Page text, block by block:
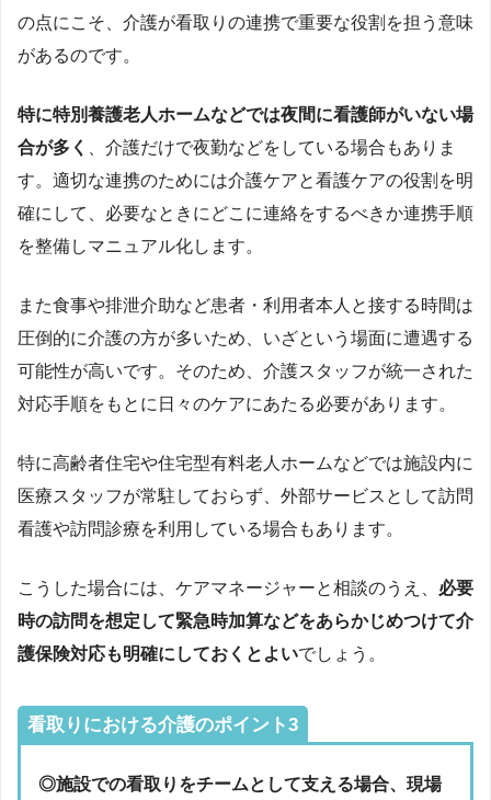
の点にこそ、介護が看取りの連携で重要な役割を担う意味
があるのです。
特に特別養護老人ホームなどでは夜間に看護師がいない場
合が多く
、介護だけで夜勤などをしている場合もありま
す。適切な連携のためには介護ケアと看護ケアの役割を明
確にして、必要なときにどこに連絡をするべきか連携手順
を整備しマニュアル化します。
また食事や排泄介助など患者・利用者本人と接する時間は
圧倒的に介護の方が多いため、いざという場面に遭遇する
可能性が高いです。そのため、介護スタッフが統一された
対応手順をもとに日々のケアにあたる必要があります。
特に高齢者住宅や住宅型有料老人ホームなどでは施設内に
医療スタッフが常駐しておらず、外部サービスとして訪問
看護や訪問診療を利用している場合もあります。
こうした場合には、ケアマネージャーと相談のうえ、 必要
時の訪問を想定して緊急時加算などをあらかじめつけて介
護保険対応も明確にしておくとよいでしょう。
看取りにおける介護のポイント3
◎施設での看取りをチームとして支える場合、現場